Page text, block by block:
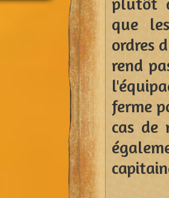
que
ordres
rend
ferme
cas de